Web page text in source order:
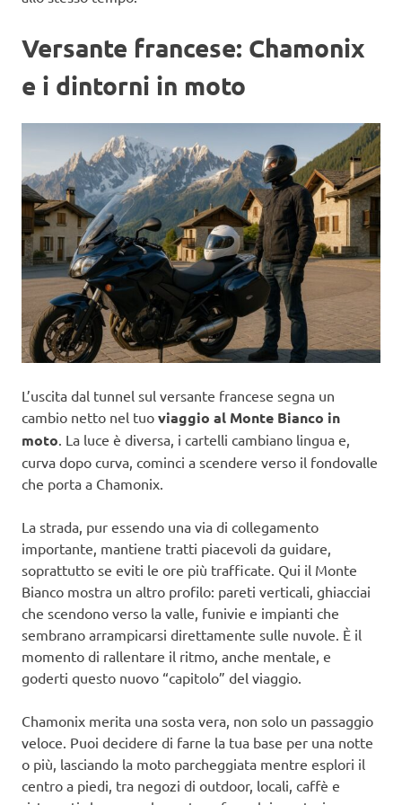
Versante francese: Chamonix
e i dintorni in moto
L’uscita dal tunnel sul versante francese segna un
cambio netto nel tuo viaggio al Monte Bianco in
moto . La luce è diversa, i cartelli cambiano lingua e,
curva dopo curva, cominci a scendere verso il fondovalle
che porta a Chamonix.
La strada, pur essendo una via di collegamento
importante, mantiene tratti piacevoli da guidare,
soprattutto se eviti le ore più trafficate. Qui il Monte
Bianco mostra un altro profilo: pareti verticali, ghiacciai
che scendono verso la valle, funivie e impianti che
sembrano arrampicarsi direttamente sulle nuvole. È il
momento di rallentare il ritmo, anche mentale, e
goderti questo nuovo “capitolo” del viaggio.
Chamonix merita una sosta vera, non solo un passaggio
veloce. Puoi decidere di farne la tua base per una notte
o più, lasciando la moto parcheggiata mentre esplori il
centro a piedi, tra negozi di outdoor, locali, caffè e